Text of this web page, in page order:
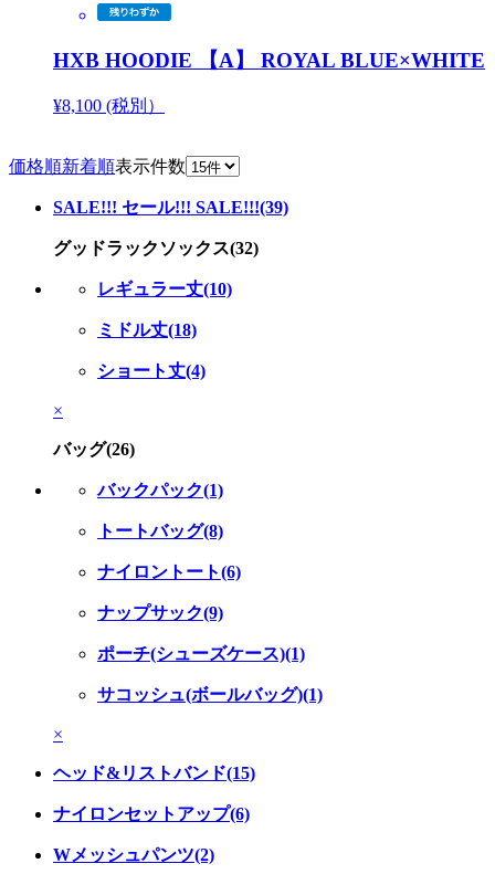
HXB HOODIE 【A】 ROYAL BLUE×WHITE
¥8,100 (税別）
価格順新着順表示件数
SALE!!! セール!!! SALE!!!(39)
グッドラックソックス(32)
レギュラー丈(10)
ミドル丈(18)
ショート丈(4)
×
バッグ(26)
バックパック(1)
トートバッグ(8)
ナイロントート(6)
ナップサック(9)
ポーチ(シューズケース)(1)
サコッシュ(ボールバッグ)(1)
×
ヘッド&リストバンド(15)
ナイロンセットアップ(6)
Wメッシュパンツ(2)